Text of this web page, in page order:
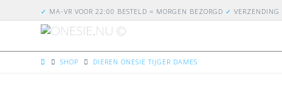
✓ MA-VR VOOR 22:00 BESTELD = MORGEN BEZORGD ✓ VERZENDING
HOMESHOP DIEREN ONESIE TIJGER DAMES